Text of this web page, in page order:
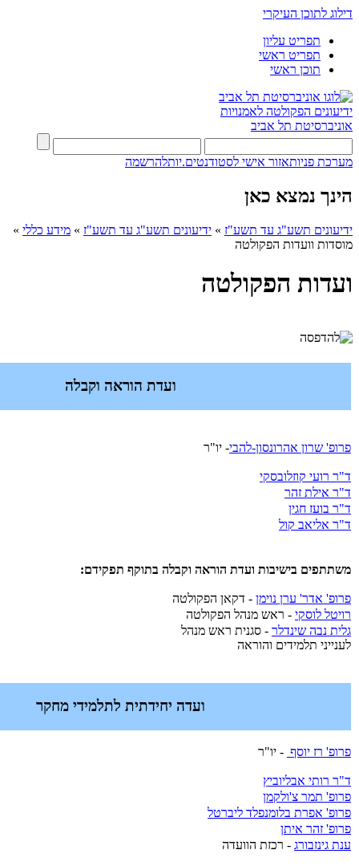
דילוג לתוכן העיקרי
תפריט עליון
תפריט ראשי
תוכן ראשי
ידיעונים הפקולטה לאמנויות
אוניברסיטת תל אביב
מערכת פניותאזור אישי לסטודנטים.יותלהרשמה
הינך נמצא כאן
ידיעונים תשע"ג עד תשע"ז » ידיעונים תשע"ג עד תשע"ז » מידע כללי »
מוסדות וועדות הפקולטה
ועדות הפקולטה
ועדת הוראה וקבלה
פרופ' שרון אהרונסון-להבי- יו"ר
ד"ר רועי קוזלובסקי
ד"ר אילת זהר
ד"ר בועז חגין
ד"ר אליאב קול
משתתפים בישיבות ועדת הוראה וקבלה בתוקף תפקידם:
פרופ' אדר' ערן נוימן - דקאן הפקולטה
רויטל לוסקי - ראש מנהל הפקולטה
גלית נבה שינדלר - סגנית ראש מנהל
לענייני תלמידים והוראה
ועדה יחידתית לתלמידי מחקר
פרופ' רז יוסף - יו"ר
ד"ר רותי אבליוביץ
פרופ' תמר צ'ולקמן
פרופ' אפרת בלומנפלד ליברטל
פרופ' זהר איתן
ענת גינזבורג - רכזת הוועדה